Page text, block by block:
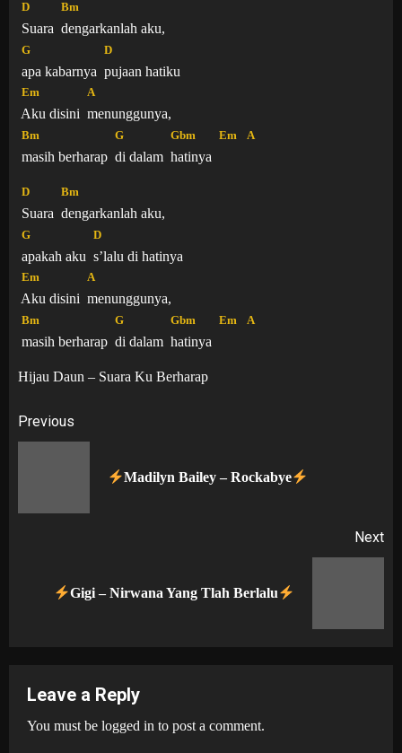
D
Suara
Bm
dengarkanlah aku,
G
apa kabarnya
D
pujaan hatiku
Em
Aku disini
A
menunggunya,
Bm
masih berharap
G
di dalam
Gbm
hatinya
Em A
D
Suara
Bm
dengarkanlah aku,
G
apakah aku
D
s’lalu di hatinya
Em
Aku disini
A
menunggunya,
Bm
masih berharap
G
di dalam
Gbm
hatinya
Em A
Hijau Daun – Suara Ku Berharap
Post
navigation
Previous
Madilyn Bailey – Rockabye
Next
Gigi – Nirwana Yang Tlah Berlalu
Leave a Reply
You must be logged in to post a comment.